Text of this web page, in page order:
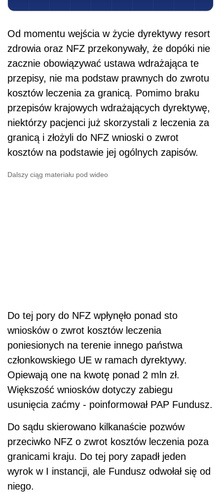
Od momentu wejścia w życie dyrektywy resort
zdrowia oraz NFZ przekonywały, że dopóki nie
zacznie obowiązywać ustawa wdrażająca te
przepisy, nie ma podstaw prawnych do zwrotu
kosztów leczenia za granicą. Pomimo braku
przepisów krajowych wdrażających dyrektywę,
niektórzy pacjenci już skorzystali z leczenia za
granicą i złożyli do NFZ wnioski o zwrot
kosztów na podstawie jej ogólnych zapisów.
Dalszy ciąg materiału pod wideo
Do tej pory do NFZ wpłynęło ponad sto
wniosków o zwrot kosztów leczenia
poniesionych na terenie innego państwa
członkowskiego UE w ramach dyrektywy.
Opiewają one na kwotę ponad 2 mln zł.
Większość wniosków dotyczy zabiegu
usunięcia zaćmy - poinformował PAP Fundusz.
Do sądu skierowano kilkanaście pozwów
przeciwko NFZ o zwrot kosztów leczenia poza
granicami kraju. Do tej pory zapadł jeden
wyrok w I instancji, ale Fundusz odwołał się od
niego.